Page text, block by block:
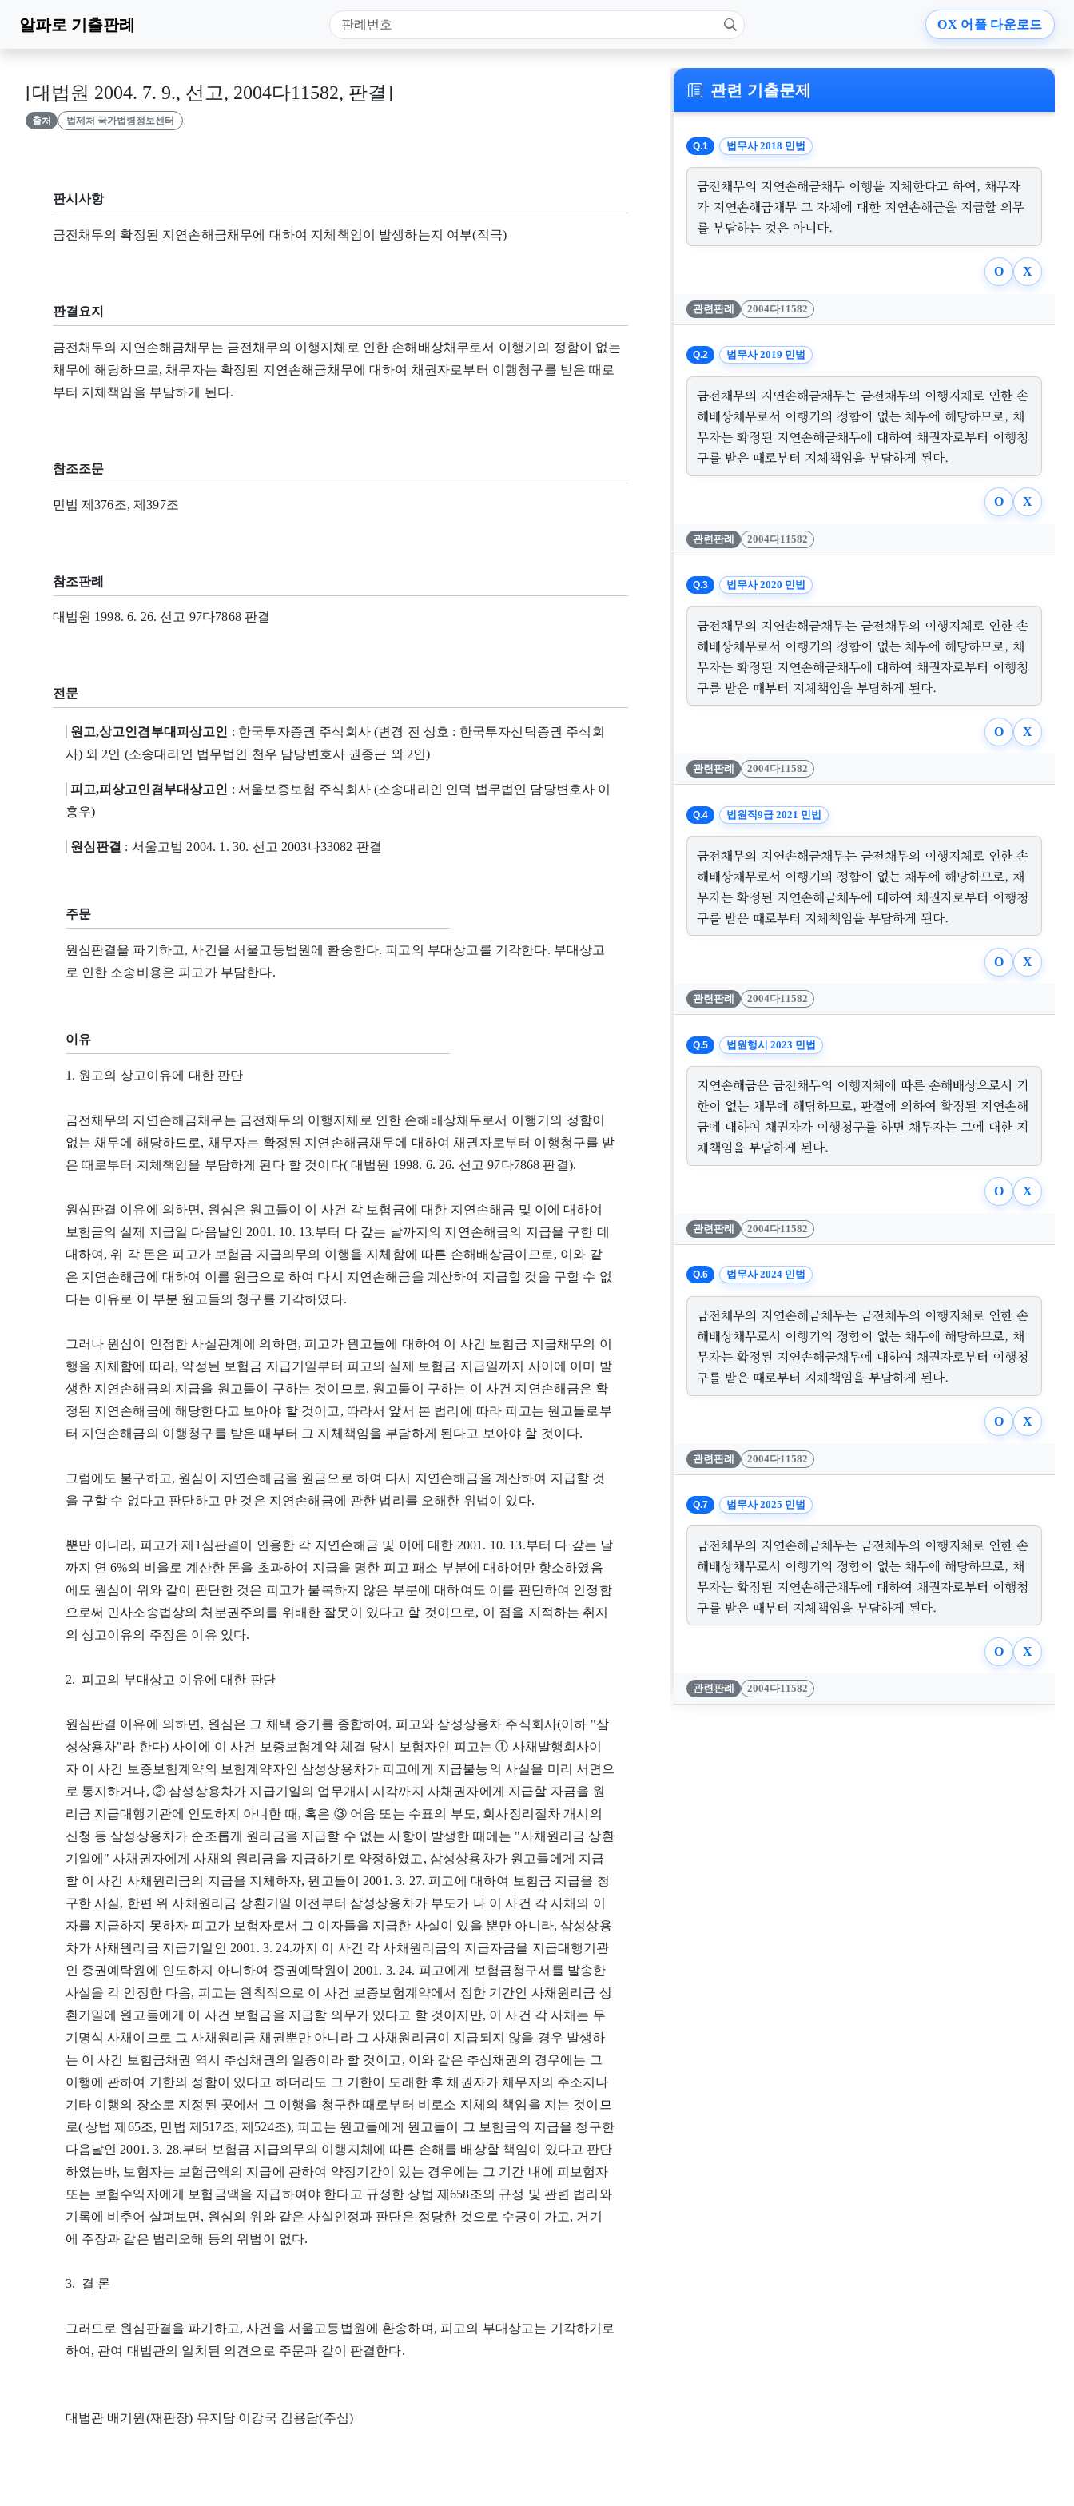
알파로 기출판례 OX 어플 다운로드
[대법원 2004. 7. 9., 선고, 2004다11582, 판결]
출처 법제처 국가법령정보센터
판시사항
금전채무의 확정된 지연손해금채무에 대하여 지체책임이 발생하는지 여부(적극)
판결요지
금전채무의 지연손해금채무는 금전채무의 이행지체로 인한 손해배상채무로서 이행기의 정함이 없는
채무에 해당하므로, 채무자는 확정된 지연손해금채무에 대하여 채권자로부터 이행청구를 받은 때로
부터 지체책임을 부담하게 된다.
참조조문
민법 제376조, 제397조
참조판례
대법원 1998. 6. 26. 선고 97다7868 판결
전문
원고,상고인겸부대피상고인 : 한국투자증권 주식회사 (변경 전 상호 : 한국투자신탁증권 주식회
사) 외 2인 (소송대리인 법무법인 천우 담당변호사 권종근 외 2인)
피고,피상고인겸부대상고인 : 서울보증보험 주식회사 (소송대리인 인덕 법무법인 담당변호사 이
흥우)
원심판결 : 서울고법 2004. 1. 30. 선고 2003나33082 판결
주문
원심판결을 파기하고, 사건을 서울고등법원에 환송한다. 피고의 부대상고를 기각한다. 부대상고
로 인한 소송비용은 피고가 부담한다.
이유
1. 원고의 상고이유에 대한 판단
금전채무의 지연손해금채무는 금전채무의 이행지체로 인한 손해배상채무로서 이행기의 정함이
없는 채무에 해당하므로, 채무자는 확정된 지연손해금채무에 대하여 채권자로부터 이행청구를 받
은 때로부터 지체책임을 부담하게 된다 할 것이다( 대법원 1998. 6. 26. 선고 97다7868 판결).
원심판결 이유에 의하면, 원심은 원고들이 이 사건 각 보험금에 대한 지연손해금 및 이에 대하여
보험금의 실제 지급일 다음날인 2001. 10. 13.부터 다 갚는 날까지의 지연손해금의 지급을 구한 데
대하여, 위 각 돈은 피고가 보험금 지급의무의 이행을 지체함에 따른 손해배상금이므로, 이와 같
은 지연손해금에 대하여 이를 원금으로 하여 다시 지연손해금을 계산하여 지급할 것을 구할 수 없
다는 이유로 이 부분 원고들의 청구를 기각하였다.
그러나 원심이 인정한 사실관계에 의하면, 피고가 원고들에 대하여 이 사건 보험금 지급채무의 이
행을 지체함에 따라, 약정된 보험금 지급기일부터 피고의 실제 보험금 지급일까지 사이에 이미 발
생한 지연손해금의 지급을 원고들이 구하는 것이므로, 원고들이 구하는 이 사건 지연손해금은 확
정된 지연손해금에 해당한다고 보아야 할 것이고, 따라서 앞서 본 법리에 따라 피고는 원고들로부
터 지연손해금의 이행청구를 받은 때부터 그 지체책임을 부담하게 된다고 보아야 할 것이다.
그럼에도 불구하고, 원심이 지연손해금을 원금으로 하여 다시 지연손해금을 계산하여 지급할 것
을 구할 수 없다고 판단하고 만 것은 지연손해금에 관한 법리를 오해한 위법이 있다.
뿐만 아니라, 피고가 제1심판결이 인용한 각 지연손해금 및 이에 대한 2001. 10. 13.부터 다 갚는 날
까지 연 6%의 비율로 계산한 돈을 초과하여 지급을 명한 피고 패소 부분에 대하여만 항소하였음
에도 원심이 위와 같이 판단한 것은 피고가 불복하지 않은 부분에 대하여도 이를 판단하여 인정함
으로써 민사소송법상의 처분권주의를 위배한 잘못이 있다고 할 것이므로, 이 점을 지적하는 취지
의 상고이유의 주장은 이유 있다.
2. 피고의 부대상고 이유에 대한 판단
원심판결 이유에 의하면, 원심은 그 채택 증거를 종합하여, 피고와 삼성상용차 주식회사(이하 "삼
성상용차"라 한다) 사이에 이 사건 보증보험계약 체결 당시 보험자인 피고는 ① 사채발행회사이
자 이 사건 보증보험계약의 보험계약자인 삼성상용차가 피고에게 지급불능의 사실을 미리 서면으
로 통지하거나, ② 삼성상용차가 지급기일의 업무개시 시각까지 사채권자에게 지급할 자금을 원
리금 지급대행기관에 인도하지 아니한 때, 혹은 ③ 어음 또는 수표의 부도, 회사정리절차 개시의
신청 등 삼성상용차가 순조롭게 원리금을 지급할 수 없는 사항이 발생한 때에는 "사채원리금 상환
기일에" 사채권자에게 사채의 원리금을 지급하기로 약정하였고, 삼성상용차가 원고들에게 지급
할 이 사건 사채원리금의 지급을 지체하자, 원고들이 2001. 3. 27. 피고에 대하여 보험금 지급을 청
구한 사실, 한편 위 사채원리금 상환기일 이전부터 삼성상용차가 부도가 나 이 사건 각 사채의 이
자를 지급하지 못하자 피고가 보험자로서 그 이자들을 지급한 사실이 있을 뿐만 아니라, 삼성상용
차가 사채원리금 지급기일인 2001. 3. 24.까지 이 사건 각 사채원리금의 지급자금을 지급대행기관
인 증권예탁원에 인도하지 아니하여 증권예탁원이 2001. 3. 24. 피고에게 보험금청구서를 발송한
사실을 각 인정한 다음, 피고는 원칙적으로 이 사건 보증보험계약에서 정한 기간인 사채원리금 상
환기일에 원고들에게 이 사건 보험금을 지급할 의무가 있다고 할 것이지만, 이 사건 각 사채는 무
기명식 사채이므로 그 사채원리금 채권뿐만 아니라 그 사채원리금이 지급되지 않을 경우 발생하
는 이 사건 보험금채권 역시 추심채권의 일종이라 할 것이고, 이와 같은 추심채권의 경우에는 그
이행에 관하여 기한의 정함이 있다고 하더라도 그 기한이 도래한 후 채권자가 채무자의 주소지나
기타 이행의 장소로 지정된 곳에서 그 이행을 청구한 때로부터 비로소 지체의 책임을 지는 것이므
로( 상법 제65조, 민법 제517조, 제524조), 피고는 원고들에게 원고들이 그 보험금의 지급을 청구한
다음날인 2001. 3. 28.부터 보험금 지급의무의 이행지체에 따른 손해를 배상할 책임이 있다고 판단
하였는바, 보험자는 보험금액의 지급에 관하여 약정기간이 있는 경우에는 그 기간 내에 피보험자
또는 보험수익자에게 보험금액을 지급하여야 한다고 규정한 상법 제658조의 규정 및 관련 법리와
기록에 비추어 살펴보면, 원심의 위와 같은 사실인정과 판단은 정당한 것으로 수긍이 가고, 거기
에 주장과 같은 법리오해 등의 위법이 없다.
3. 결 론
그러므로 원심판결을 파기하고, 사건을 서울고등법원에 환송하며, 피고의 부대상고는 기각하기로
하여, 관여 대법관의 일치된 의견으로 주문과 같이 판결한다.
대법관 배기원(재판장) 유지담 이강국 김용담(주심)
관련 기출문제
Q.1 법무사 2018 민법
금전채무의 지연손해금채무 이행을 지체한다고 하여, 채무자
가 지연손해금채무 그 자체에 대한 지연손해금을 지급할 의무
를 부담하는 것은 아니다.
O X
관련판례 2004다11582
Q.2 법무사 2019 민법
금전채무의 지연손해금채무는 금전채무의 이행지체로 인한 손
해배상채무로서 이행기의 정함이 없는 채무에 해당하므로, 채
무자는 확정된 지연손해금채무에 대하여 채권자로부터 이행청
구를 받은 때로부터 지체책임을 부담하게 된다.
O X
관련판례 2004다11582
Q.3 법무사 2020 민법
금전채무의 지연손해금채무는 금전채무의 이행지체로 인한 손
해배상채무로서 이행기의 정함이 없는 채무에 해당하므로, 채
무자는 확정된 지연손해금채무에 대하여 채권자로부터 이행청
구를 받은 때부터 지체책임을 부담하게 된다.
O X
관련판례 2004다11582
Q.4 법원직9급 2021 민법
금전채무의 지연손해금채무는 금전채무의 이행지체로 인한 손
해배상채무로서 이행기의 정함이 없는 채무에 해당하므로, 채
무자는 확정된 지연손해금채무에 대하여 채권자로부터 이행청
구를 받은 때로부터 지체책임을 부담하게 된다.
O X
관련판례 2004다11582
Q.5 법원행시 2023 민법
지연손해금은 금전채무의 이행지체에 따른 손해배상으로서 기
한이 없는 채무에 해당하므로, 판결에 의하여 확정된 지연손해
금에 대하여 채권자가 이행청구를 하면 채무자는 그에 대한 지
체책임을 부담하게 된다.
O X
관련판례 2004다11582
Q.6 법무사 2024 민법
금전채무의 지연손해금채무는 금전채무의 이행지체로 인한 손
해배상채무로서 이행기의 정함이 없는 채무에 해당하므로, 채
무자는 확정된 지연손해금채무에 대하여 채권자로부터 이행청
구를 받은 때로부터 지체책임을 부담하게 된다.
O X
관련판례 2004다11582
Q.7 법무사 2025 민법
금전채무의 지연손해금채무는 금전채무의 이행지체로 인한 손
해배상채무로서 이행기의 정함이 없는 채무에 해당하므로, 채
무자는 확정된 지연손해금채무에 대하여 채권자로부터 이행청
구를 받은 때부터 지체책임을 부담하게 된다.
O X
관련판례 2004다11582